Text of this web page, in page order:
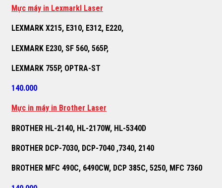
Mực máy in Lexmarkl Laser
LEXMARK X215, E310, E312, E220,
LEXMARK E230, SF 560, 565P,
LEXMARK 755P, OPTRA-ST
140.000
Mực in máy in Brother Laser
BROTHER HL-2140, HL-2170W, HL-5340D
BROTHER DCP-7030, DCP-7040 ,7340, 2140
BROTHER MFC 490C, 6490CW, DCP 385C, 5250, MFC 7360